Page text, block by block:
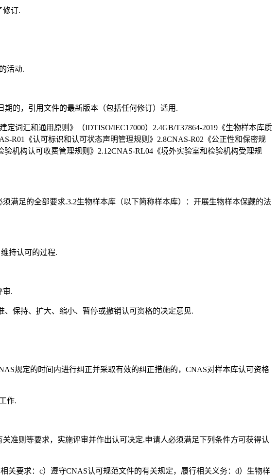
修订.
活动.
的，引用文件的最新版本（包括任何修订）适用.
词汇和通用原则》（IDTISO/IEC17000）2.4GB/T37864-2019《生物样本库质
R01《认可标识和认可状态声明管理规则》2.8CNAS-R02《公正性和保密规
机构认可收费管理规则》2.12CNAS-RL04《境外实验室和检验机构受理规
满足的全部要求.3.2生物样本库（以下简称样本库）：开展生物样本保藏的法
持认可的过程.
审.
保持、扩大、缩小、暂停或撤销认可资格的决定意见.
规定的时间内进行纠正并采取有效的纠正措施的，CNAS对样本库认可资格
作.
准则等要求，实施评审并作出认可决定.申请人必须满足下列条件方可获得认
关要求：c）遵守CNAS认可规范文件的有关规定，履行相关义务：d）生物样